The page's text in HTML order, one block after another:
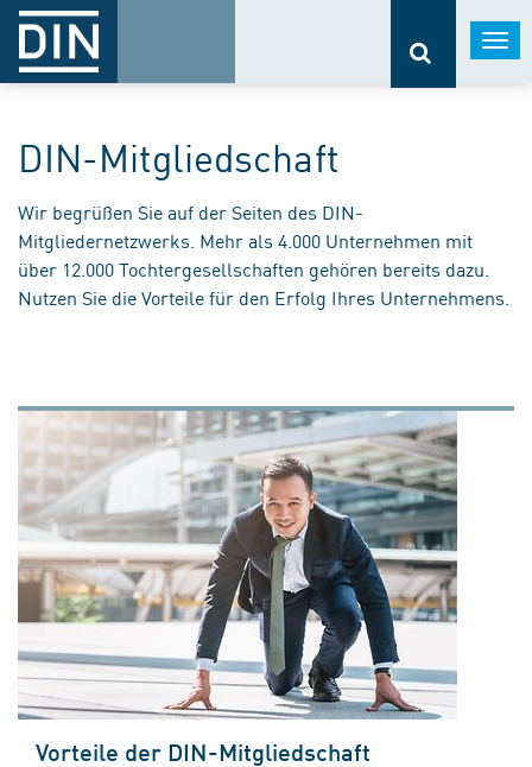
DIN-Mitgliedschaft
Wir begrüßen Sie auf der Seiten des DIN-
Mitgliedernetzwerks. Mehr als 4.000 Unternehmen mit
über 12.000 Tochtergesellschaften gehören bereits dazu.
Nutzen Sie die Vorteile für den Erfolg Ihres Unternehmens.
Vorteile der DIN-Mitgliedschaft